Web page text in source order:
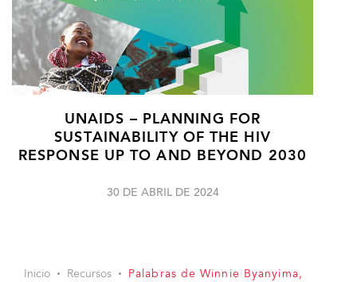
UNAIDS – PLANNING FOR
SUSTAINABILITY OF THE HIV
RESPONSE UP TO AND BEYOND 2030
30 DE ABRIL DE 2024
Inicio Recursos Palabras de Winnie Byanyima,